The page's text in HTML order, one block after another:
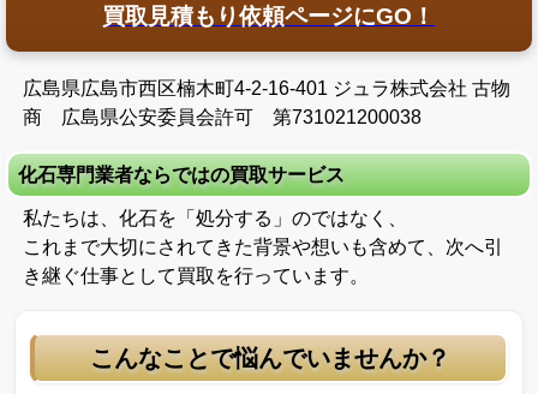
買取見積もり依頼ページにGO！
広島県広島市西区楠木町4-2-16-401 ジュラ株式会社 古物
商 広島県公安委員会許可 第731021200038
化石専門業者ならではの買取サービス
私たちは、化石を「処分する」のではなく、
これまで大切にされてきた背景や想いも含めて、次へ引
き継ぐ仕事として買取を行っています。
こんなことで悩んでいませんか？